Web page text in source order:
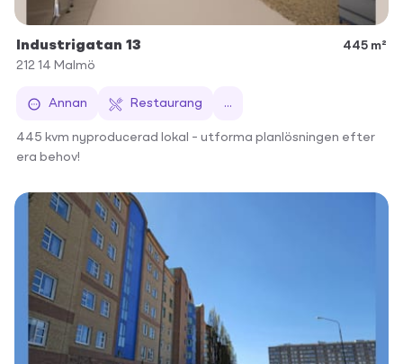
Industrigatan 13
445 m²
212 14 Malmö
Annan Restaurang ...
445 kvm nyproducerad lokal – utforma planlösningen efter
era behov!